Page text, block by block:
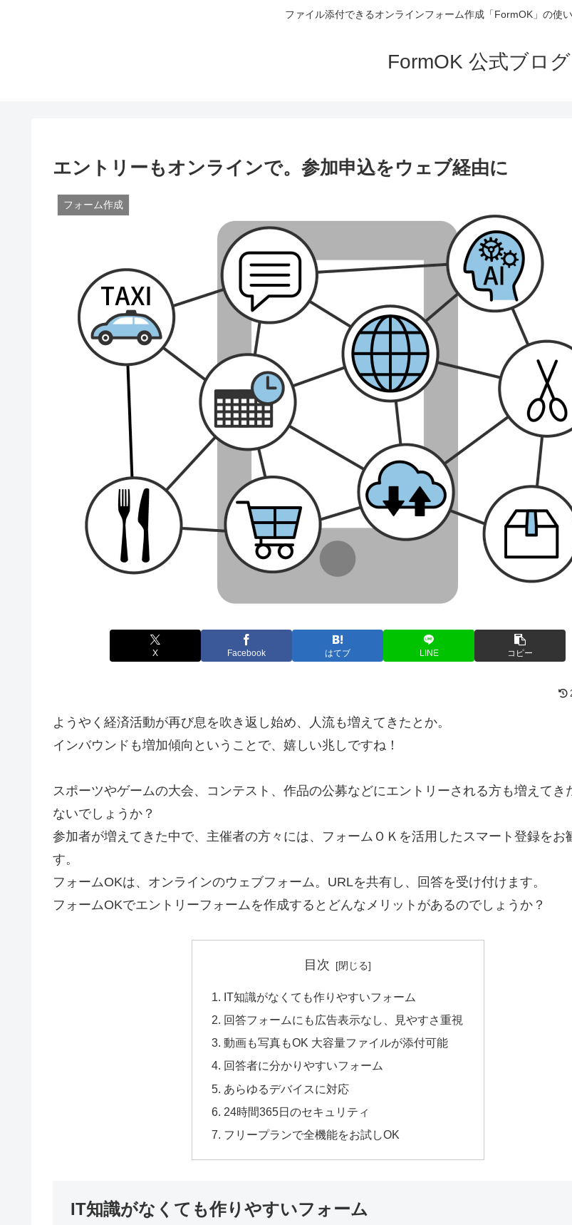
ファイル添付できるオンラインフォーム作成「FormOK」の使
FormOK 公式ブログ
エントリーもオンラインで。参加申込をウェブ経由に
フォーム作成
X Facebook はてブ LINE コピー
ようやく経済活動が再び息を吹き返し始め、人流も増えてきたとか。
インバウンドも増加傾向ということで、嬉しい兆しですね！
スポーツやゲームの大会、コンテスト、作品の公募などにエントリーされる方も増えてき
ないでしょうか？
参加者が増えてきた中で、主催者の方々には、フォームＯＫを活用したスマート登録をお
す。
フォームOKは、オンラインのウェブフォーム。URLを共有し、回答を受け付けます。
フォームOKでエントリーフォームを作成するとどんなメリットがあるのでしょうか？
目次
IT知識がなくても作りやすいフォーム
回答フォームにも広告表示なし、見やすさ重視
動画も写真もOK 大容量ファイルが添付可能
回答者に分かりやすいフォーム
あらゆるデバイスに対応
24時間365日のセキュリティ
フリープランで全機能をお試しOK
IT知識がなくても作りやすいフォーム